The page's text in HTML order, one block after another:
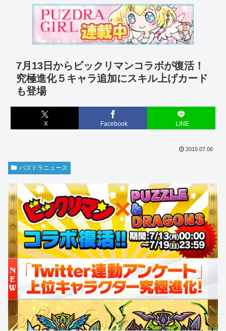
7月13日からビックリマンコラボが復活！
究極進化５キャラ追加にスキル上げカード
も登場
X Facebook LINE
2015.07.06
パズドラニュース